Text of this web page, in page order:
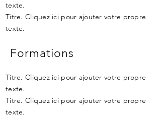
texte.
Titre. Cliquez ici pour ajouter votre propre
texte.
Formations
Titre. Cliquez ici pour ajouter votre propre
texte.
Titre. Cliquez ici pour ajouter votre propre
texte.